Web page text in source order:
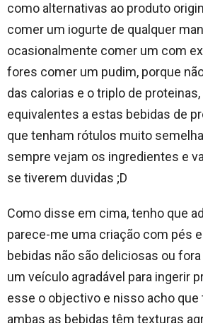
como alternativas ao produto
comer um iogurte de qualquer
ocasionalmente comer um com
fores comer um pudim, porque
das calorias e o triplo de
equivalentes a estas bebidas de
que tenham rótulos muito
sempre vejam os ingredientes e
se tiverem duvidas ;D
Como disse em cima, tenho que
parece-me uma criação com pés
bebidas não são deliciosas ou
um veículo agradável para ingerir
esse o objectivo e nisso acho
ambas as bebidas têm texturas